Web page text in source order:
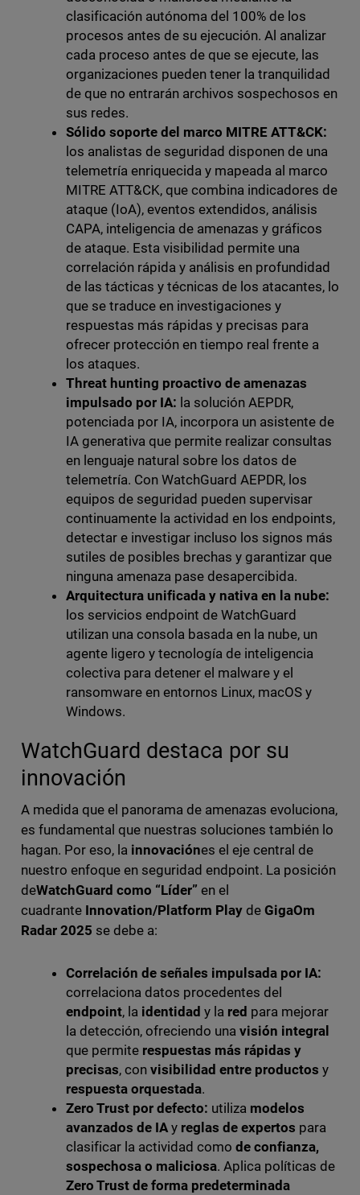
clasificación autónoma del 100% de los
procesos antes de su ejecución. Al analizar
cada proceso antes de que se ejecute, las
organizaciones pueden tener la tranquilidad
de que no entrarán archivos sospechosos en
sus redes.
Sólido soporte del marco MITRE ATT&CK:
los analistas de seguridad disponen de una
telemetría enriquecida y mapeada al marco
MITRE ATT&CK, que combina indicadores de
ataque (IoA), eventos extendidos, análisis
CAPA, inteligencia de amenazas y gráficos
de ataque. Esta visibilidad permite una
correlación rápida y análisis en profundidad
de las tácticas y técnicas de los atacantes, lo
que se traduce en investigaciones y
respuestas más rápidas y precisas para
ofrecer protección en tiempo real frente a
los ataques.
Threat hunting proactivo de amenazas
impulsado por IA: la solución AEPDR,
potenciada por IA, incorpora un asistente de
IA generativa que permite realizar consultas
en lenguaje natural sobre los datos de
telemetría. Con WatchGuard AEPDR, los
equipos de seguridad pueden supervisar
continuamente la actividad en los endpoints,
detectar e investigar incluso los signos más
sutiles de posibles brechas y garantizar que
ninguna amenaza pase desapercibida.
Arquitectura unificada y nativa en la nube:
los servicios endpoint de WatchGuard
utilizan una consola basada en la nube, un
agente ligero y tecnología de inteligencia
colectiva para detener el malware y el
ransomware en entornos Linux, macOS y
Windows.
WatchGuard destaca por su
innovación
A medida que el panorama de amenazas evoluciona,
es fundamental que nuestras soluciones también lo
hagan. Por eso, lainnovaciónes el eje central de
nuestro enfoque en seguridad endpoint. La posición
deWatchGuard como “Líder” en el
cuadranteInnovation/Platform PlaydeGigaOm
Radar 2025 se debe a:
Correlación de señales impulsada por IA:
correlaciona datos procedentes del
endpoint, laidentidad y lared para mejorar
la detección, ofreciendo una visión integral
que permite respuestas más rápidas y
precisas, con visibilidad entre productos y
respuesta orquestada.
Zero Trust por defecto: utiliza modelos
avanzados de IAyreglas de expertos para
clasificar la actividad como de confianza,
sospechosa o maliciosa. Aplica políticas de
Zero Trust de forma predeterminada